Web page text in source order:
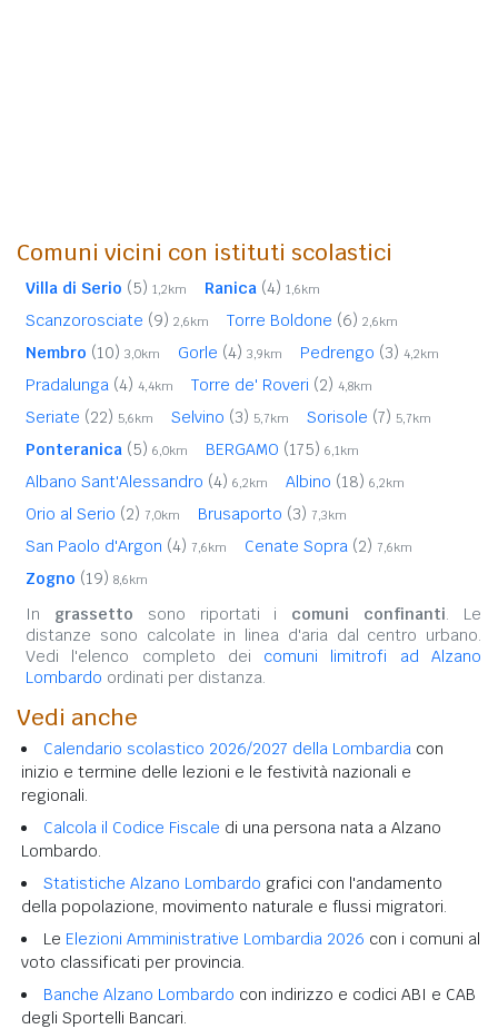
Comuni vicini con istituti scolastici
Villa di Serio (5) 1,2km Ranica (4) 1,6km
Scanzorosciate (9) 2,6km Torre Boldone (6) 2,6km
Nembro (10) 3,0km Gorle (4) 3,9km Pedrengo (3) 4,2km
Pradalunga (4) 4,4km Torre de' Roveri (2) 4,8km
Seriate (22) 5,6km Selvino (3) 5,7km Sorisole (7) 5,7km
Ponteranica (5) 6,0km BERGAMO (175) 6,1km
Albano Sant'Alessandro (4) 6,2km Albino (18) 6,2km
Orio al Serio (2) 7,0km Brusaporto (3) 7,3km
San Paolo d'Argon (4) 7,6km Cenate Sopra (2) 7,6km
Zogno (19) 8,6km
In grassetto sono riportati i comuni confinanti. Le
distanze sono calcolate in linea d'aria dal centro urbano.
Vedi l'elenco completo dei comuni limitrofi ad Alzano
Lombardo ordinati per distanza.
Vedi anche
Calendario scolastico 2026/2027 della Lombardia con
inizio e termine delle lezioni e le festività nazionali e
regionali.
Calcola il Codice Fiscale di una persona nata a Alzano
Lombardo.
Statistiche Alzano Lombardo grafici con l'andamento
della popolazione, movimento naturale e flussi migratori.
Le Elezioni Amministrative Lombardia 2026 con i comuni al
voto classificati per provincia.
Banche Alzano Lombardo con indirizzo e codici ABI e CAB
degli Sportelli Bancari.